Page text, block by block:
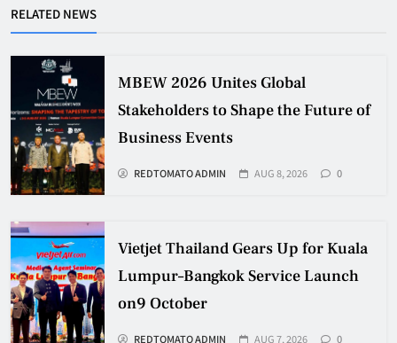
RELATED NEWS
MBEW 2026 Unites Global
Stakeholders to Shape the Future of
Business Events
REDTOMATO ADMIN AUG 8, 2026 0
Vietjet Thailand Gears Up for Kuala
Lumpur–Bangkok Service Launch
on9 October
REDTOMATO ADMIN AUG 7, 2026 0